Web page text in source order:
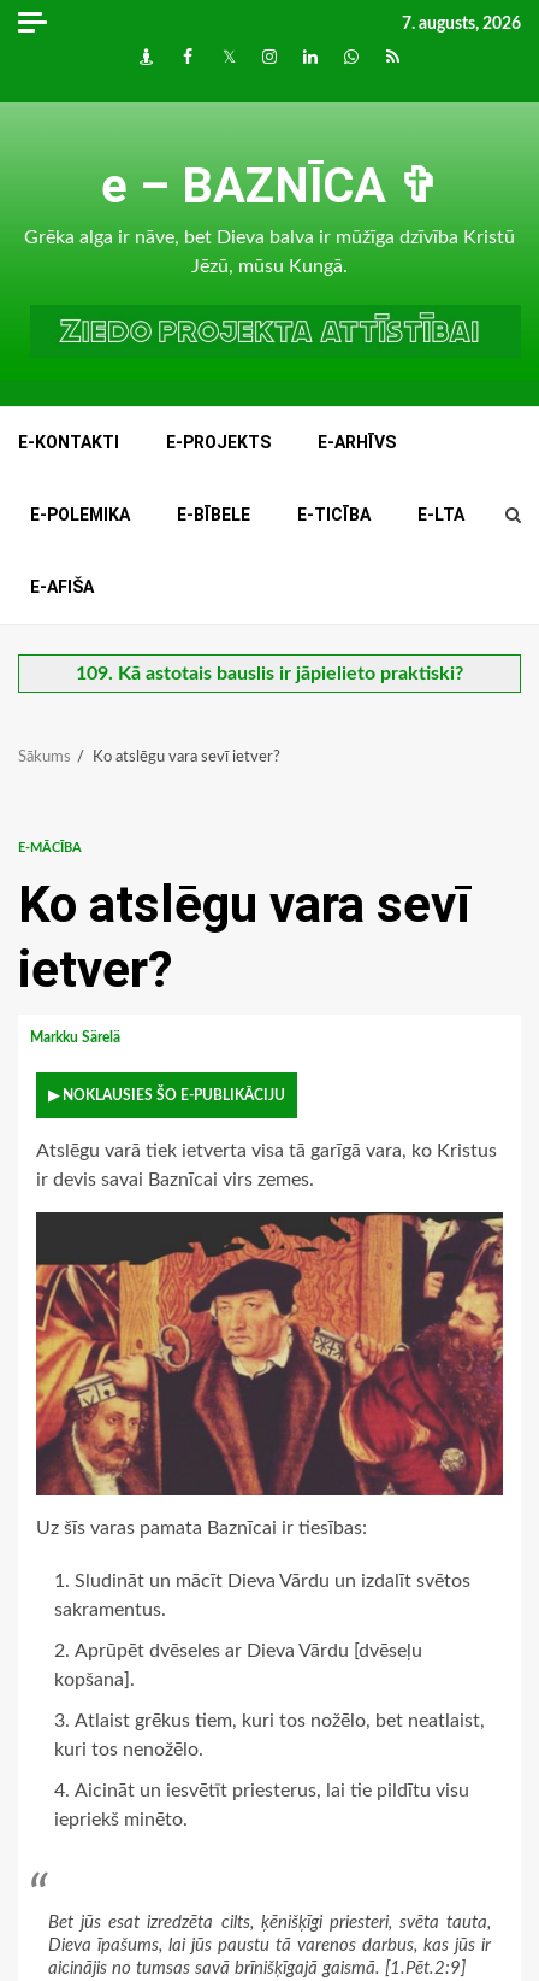
Skip
7. augusts, 2026
DraugiemFacebook
TwitterInstagram
LinkedInwhatsapp
RSS
e – BAZNĪCA ✞
Grēka alga ir nāve, bet Dieva balva ir mūžīga dzīvība Kristū
Jēzū, mūsu Kungā.
E-KONTAKTI E-PROJEKTS E-ARHĪVS
E-POLEMIKA E-BĪBELE E-TICĪBA E-LTA
E-AFIŠA
109. Kā astotais bauslis ir jāpielieto praktiski?
Sākums Ko atslēgu vara sevī ietver?
E-MĀCĪBA
Ko atslēgu vara sevī
ietver?
Markku Särelä
▶ NOKLAUSIES ŠO E-PUBLIKĀCIJU
Atslēgu varā tiek ietverta visa tā garīgā vara, ko Kristus
ir devis savai Baznīcai virs zemes.
Uz šīs varas pamata Baznīcai ir tiesības:
Sludināt un mācīt Dieva Vārdu un izdalīt svētos
sakramentus.
Aprūpēt dvēseles ar Dieva Vārdu [dvēseļu
kopšana].
Atlaist grēkus tiem, kuri tos nožēlo, bet neatlaist,
kuri tos nenožēlo.
Aicināt un iesvētīt priesterus, lai tie pildītu visu
iepriekš minēto.
Bet jūs esat izredzēta cilts, ķēnišķīgi priesteri, svēta tauta,
Dieva īpašums, lai jūs paustu tā varenos darbus, kas jūs ir
aicinājis no tumsas savā brīnišķīgajā gaismā. [1.Pēt.2:9]